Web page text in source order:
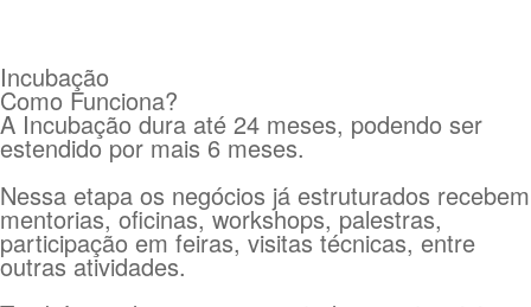
Incubação
Como Funciona?
A Incubação dura até 24 meses, podendo ser
estendido por mais 6 meses.
Nessa etapa os negócios já estruturados recebem
mentorias, oficinas, workshops, palestras,
participação em feiras, visitas técnicas, entre
outras atividades.